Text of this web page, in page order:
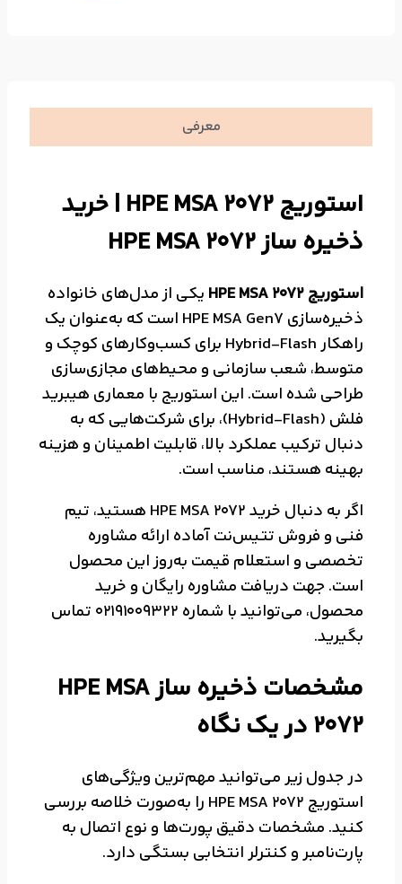
معرفی
استوریج HPE MSA 2072 | خرید
ذخیره ساز HPE MSA 2072
استوریج HPE MSA 2072
یکی از مدل‌های خانواده
ذخیره‌سازی HPE MSA Gen7 است که به‌عنوان یک
راهکار Hybrid-Flash برای کسب‌وکارهای کوچک و
متوسط، شعب سازمانی و محیط‌های مجازی‌سازی
طراحی شده است. این استوریج با معماری هیبرید
فلش (Hybrid-Flash)، برای شرکت‌هایی که به
دنبال ترکیب عملکرد بالا، قابلیت اطمینان و هزینه
بهینه هستند، مناسب است.
اگر به دنبال خرید HPE MSA 2072 هستید، تیم
فنی و فروش تتیس‌نت آماده ارائه مشاوره
تخصصی و استعلام قیمت به‌روز این محصول
است. جهت دریافت مشاوره رایگان و خرید
محصول، می‌توانید با شماره 02191009322 تماس
بگیرید.
مشخصات ذخیره ساز HPE MSA
2072 در یک نگاه
در جدول زیر می‌توانید مهم‌ترین ویژگی‌های
استوریج HPE MSA 2072 را به‌صورت خلاصه بررسی
کنید. مشخصات دقیق پورت‌ها و نوع اتصال به
پارت‌نامبر و کنترلر انتخابی بستگی دارد.